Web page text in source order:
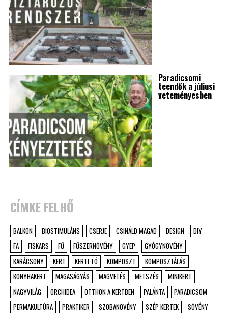
Paradicsomi
teendők a júliusi
veteményesben
CÍMKE FELHŐ
BALKON BIOSTIMULÁNS CSERJE CSINÁLD MAGAD DESIGN
DIY
FA
FISKARS FŰ FŰSZERNÖVÉNY GYEP
GYÓGYNÖVÉNY
KARÁCSONY
KERT KERTI TÓ KOMPOSZT
KOMPOSZTÁLÁS
KONYHAKERT
MAGASÁGYÁS MAGVETÉS METSZÉS
MINIKERT
NAGYVILÁG
ORCHIDEA OTTHON A KERTBEN PALÁNTA
PARADICSOM
PERMAKULTÚRA
PRAKTIKER SZOBANÖVÉNY SZÉP KERTEK
SÖVÉNY